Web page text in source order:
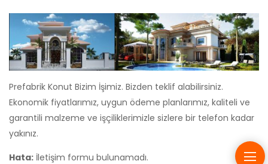
Prefabrik Konut Bizim İşimiz. Bizden teklif alabilirsiniz.
Ekonomik fiyatlarımız, uygun ödeme planlarımız, kaliteli ve
garantili malzeme ve işçiliklerimizle sizlere bir telefon kadar
yakınız.
Hata: İletişim formu bulunamadı.